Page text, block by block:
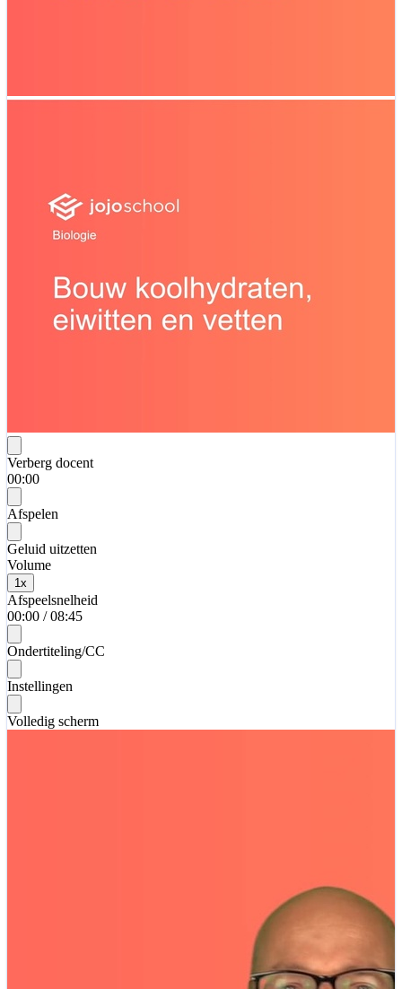
Verberg docent
00:00
Afspelen
Geluid uitzetten
Volume
1x
Afspeelsnelheid
00:00 / 08:45
Ondertiteling/CC
Instellingen
Volledig scherm